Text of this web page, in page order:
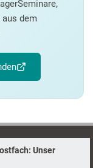
dem
Unser